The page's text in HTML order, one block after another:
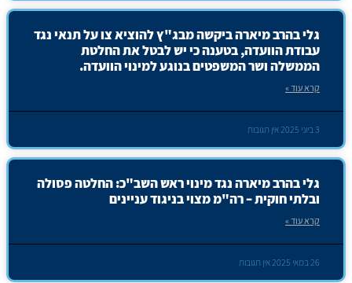
גלי בהרב מיארה ביקשה מבג"ץ להוציא צו על תנאי נגד
עבודת הוועדה, בטענה כי יש לבטל את החלטת
הממשלה ושר המשפטים בנוגע למינוי הוועדה.
קרא עוד »
3 ביוני 2025 אין תגובות
גלי בהרב מיארה נגד מינוי ראש השב"כ: החלטה פסולה
ובלתי חוקית – רה"מ מצוי בניגוד עניינים
קרא עוד »
26 במאי 2025 אין תגובות